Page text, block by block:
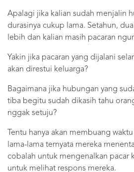
Apalagi jika kalian sudah menjalin
durasinya cukup lama. Setahun,
lebih dan kalian masih pacaran
Yakin jika pacaran yang dijalani
akan direstui keluarga?
Bagaimana jika hubungan yang
tiba begitu sudah dikasih tahu
nggak setuju?
Tentu hanya akan membuang
lama-lama ternyata mereka
cobalah untuk mengenalkan pacar
untuk melihat respons mereka.